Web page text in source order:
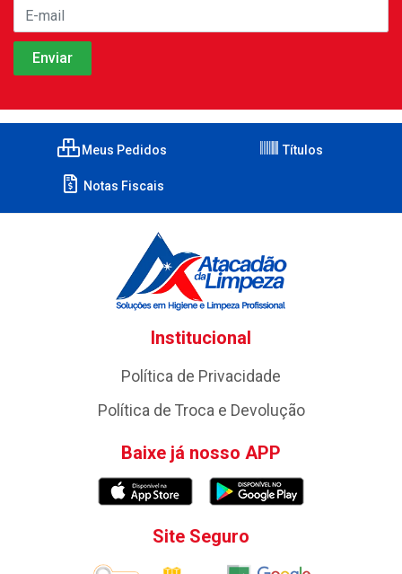
Meus Pedidos Títulos
Notas Fiscais
Institucional
Política de Privacidade
Política de Troca e Devolução
Baixe já nosso APP
Site Seguro